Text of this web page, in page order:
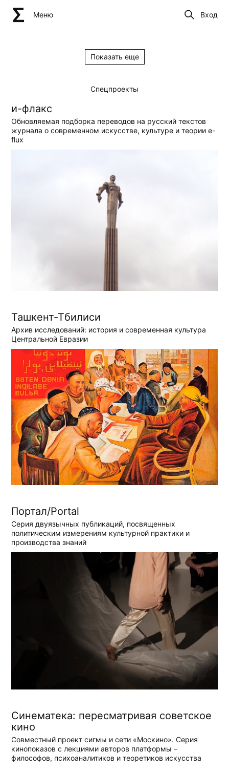
Меню Вход
Показать еще
Спецпроекты
и-флакс
Обновляемая подборка переводов на русский текстов
журнала о современном искусстве, культуре и теории e-
flux
Ташкент-Тбилиси
Архив исследований: история и современная культура
Центральной Евразии
Портал/Portal
Серия двуязычных публикаций, посвященных
политическим измерениям культурной практики и
производства знаний
Синематека: пересматривая советское
кино
Совместный проект сигмы и сети «Москино». Серия
кинопоказов с лекциями авторов платформы –
философов, психоаналитиков и теоретиков искусства